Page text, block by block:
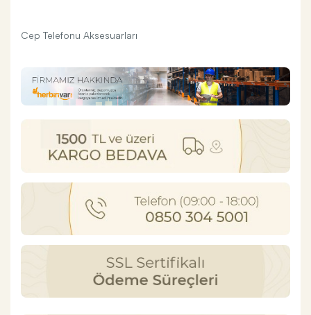
Cep Telefonu Aksesuarları